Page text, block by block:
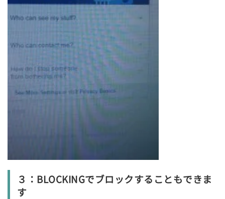
３：BLOCKINGでブロックすることもできま
す